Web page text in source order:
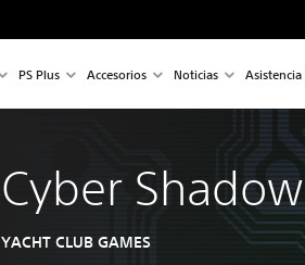
PS Plus Accesorios Noticias Asistencia
Cyber Shadow
YACHT CLUB GAMES